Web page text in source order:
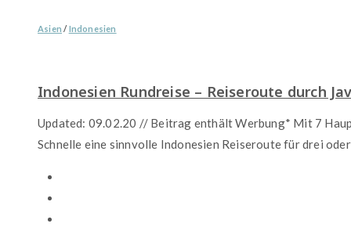
Asien /Indonesien
Indonesien Rundreise – Reiseroute durch
Updated: 09.02.20 // Beitrag enthält Werbung* Mit 7
Schnelle eine sinnvolle Indonesien Reiseroute für drei